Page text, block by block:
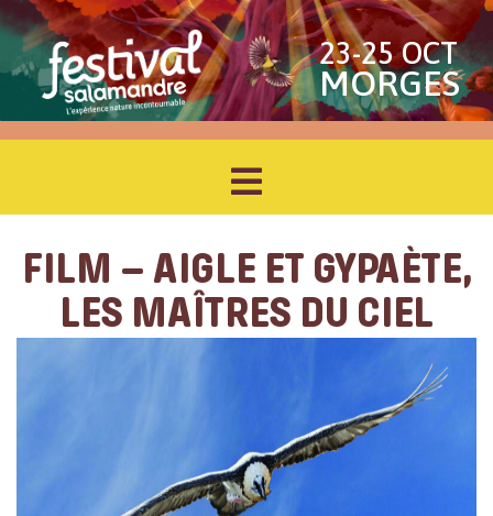
23-25 OCT
MORGES
FILM – AIGLE ET GYPAÈTE,
LES MAÎTRES DU CIEL